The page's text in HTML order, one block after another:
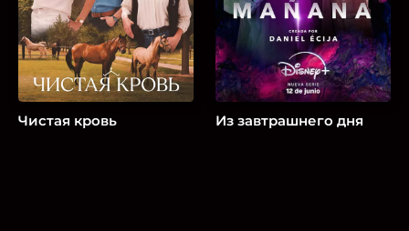
Чистая кровь Из завтрашнего дня